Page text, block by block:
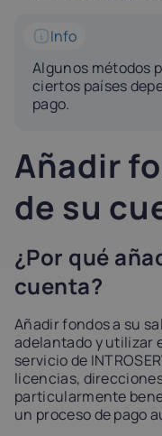
Info
Algunos métodos
ciertos países
pago.
Añadir
de su
¿Por qué
cuenta?
Añadir fondos a su
adelantado y utilizar
servicio de
licencias,
particularmente
un proceso de pago